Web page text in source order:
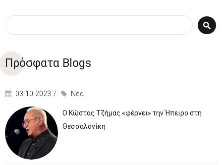
Φόρμα αναζήτησης
Αναζήτηση
Πρόσφατα Blogs
03-10-2023 Νέα
Ο Κώστας Τζήμας «φέρνει» την Ήπειρο στη
Θεσσαλονίκη